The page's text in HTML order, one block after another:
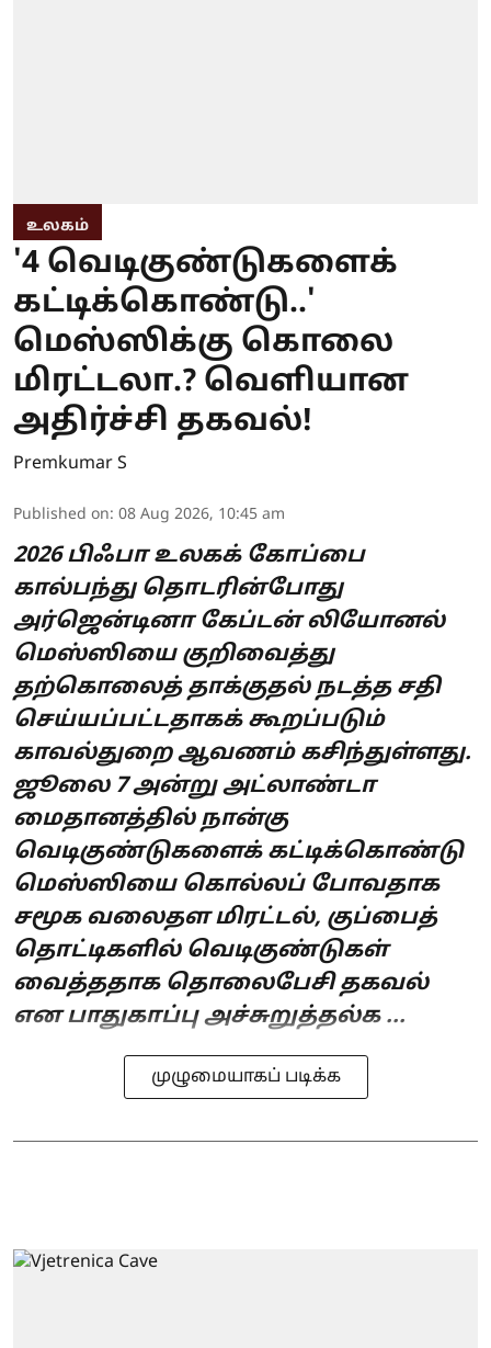
உலகம்
'4 வெடிகுண்டுகளைக்
கட்டிக்கொண்டு..'
மெஸ்ஸிக்கு கொலை
மிரட்டலா.? வெளியான
அதிர்ச்சி தகவல்!
Premkumar S
Published on: 08 Aug 2026, 10:45 am
2026 பிஃபா உலகக் கோப்பை
கால்பந்து தொடரின்போது
அர்ஜென்டினா கேப்டன் லியோனல்
மெஸ்ஸியை குறிவைத்து
தற்கொலைத் தாக்குதல் நடத்த சதி
செய்யப்பட்டதாகக் கூறப்படும்
காவல்துறை ஆவணம் கசிந்துள்ளது.
ஜூலை 7 அன்று அட்லாண்டா
மைதானத்தில் நான்கு
வெடிகுண்டுகளைக் கட்டிக்கொண்டு
மெஸ்ஸியை கொல்லப் போவதாக
சமூக வலைதள மிரட்டல், குப்பைத்
தொட்டிகளில் வெடிகுண்டுகள்
வைத்ததாக தொலைபேசி தகவல்
என பாதுகாப்பு அச்சுறுத்தல்க ...
முழுமையாகப் படிக்க